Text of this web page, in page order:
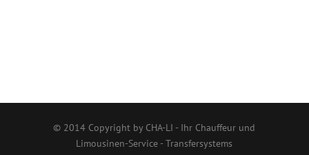
© 2014 Copyright by CHA-LI - Ihr Chauffeur und
Limousinen-Service - Transfersystems